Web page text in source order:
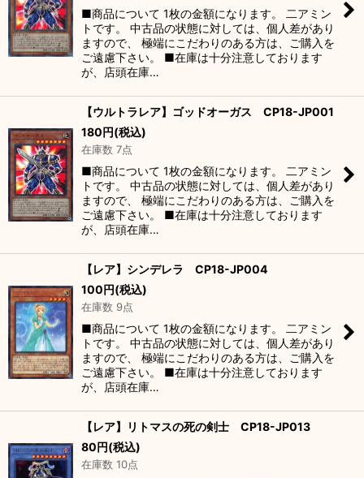
絞り込む
■商品について 1枚の金額になります。 二アミン
トです。 中古品の状態に対しては、個人差があり
ますので、 極端にこだわりのある方は、ご購入を
ご遠慮下さい。 ■在庫は十分注意しております
が、店頭在庫…
【ウルトラレア】ゴッドオーガス CP18-JP001
180円(税込)
在庫数 7点
■商品について 1枚の金額になります。 二アミン
トです。 中古品の状態に対しては、個人差があり
ますので、 極端にこだわりのある方は、ご購入を
ご遠慮下さい。 ■在庫は十分注意しております
が、店頭在庫…
【レア】シンデレラ CP18-JP004
100円(税込)
在庫数 9点
■商品について 1枚の金額になります。 二アミン
トです。 中古品の状態に対しては、個人差があり
ますので、 極端にこだわりのある方は、ご購入を
ご遠慮下さい。 ■在庫は十分注意しております
が、店頭在庫…
【レア】リトマスの死の剣士 CP18-JP013
80円(税込)
在庫数 10点